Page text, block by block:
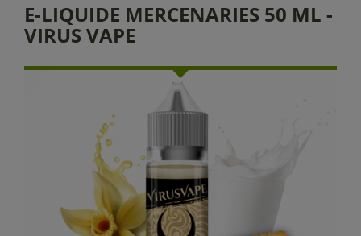
E-LIQUIDE MERCENARIES 50 ML -
VIRUS VAPE